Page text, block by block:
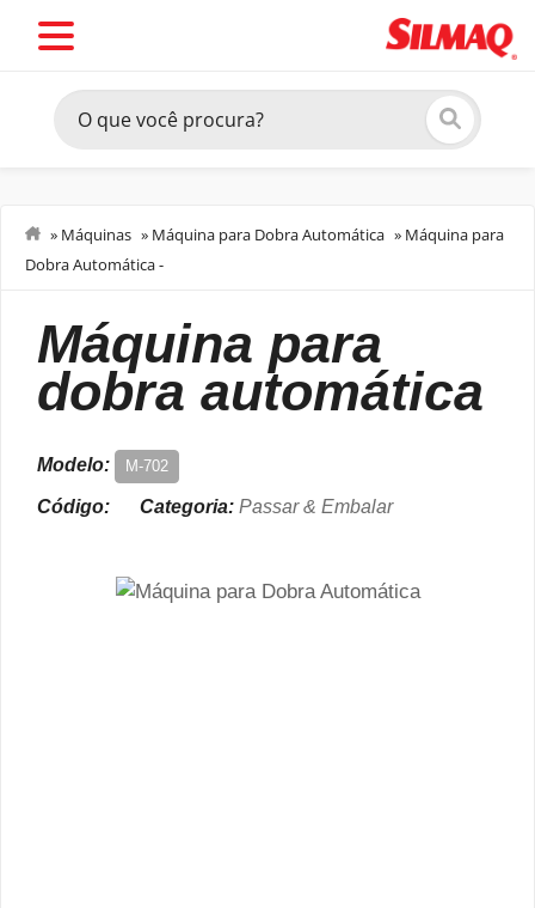
» Máquinas » Máquina para Dobra Automática » Máquina para
Dobra Automática -
máquina para
dobra automática
Modelo: M-702
Código: Categoria: Passar & Embalar